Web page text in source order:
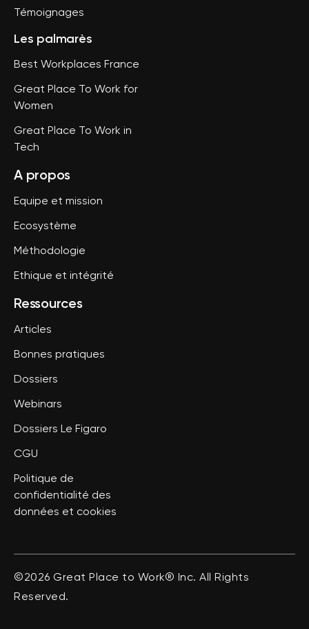
Témoignages
Les palmarès
Best Workplaces France
Great Place To Work for
Women
Great Place To Work in
Tech
A propos
Equipe et mission
Ecosystème
Méthodologie
Ethique et intégrité
Ressources
Articles
Bonnes pratiques
Dossiers
Webinars
Dossiers Le Figaro
CGU
Politique de
confidentialité des
données et cookies
©2026 Great Place to Work® Inc. All Rights
Reserved.